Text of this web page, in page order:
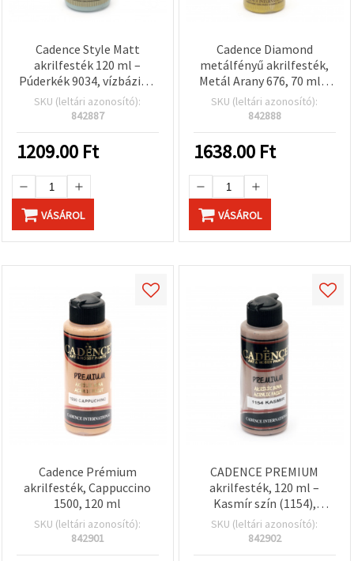
Cadence Style Matt
akrilfesték 120 ml –
Púderkék 9034, vízbázisú,
nem toxikus, több
felületre (vászon, fa,
papír), matt felületű,
kézműves és DIY
projektekhez
SKU (leltári azonosító):
842887
1209.00 Ft
VÁSÁROL
Cadence Diamond
metálfényű akrilfesték,
Metál Arany 676, 70 ml –
csillogó hobbi és DIY
festék (arany színű; valódi
aranyat nem tartalmaz)
SKU (leltári azonosító):
842888
1638.00 Ft
VÁSÁROL
Cadence Prémium
akrilfesték, Cappuccino
1500, 120 ml
SKU (leltári azonosító):
842901
CADENCE PREMIUM
akrilfesték, 120 ml –
Kasmír szín (1154),
többfelületű: vászonra,
fára és papírra
SKU (leltári azonosító):
842902